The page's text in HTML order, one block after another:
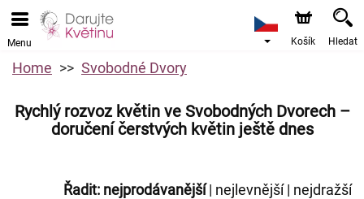
Menu Košík Hledat
Home Svobodné Dvory
Rychlý rozvoz květin ve Svobodných Dvorech –
doručení čerstvých květin ještě dnes
Řadit: nejprodávanější| nejlevnější| nejdražší